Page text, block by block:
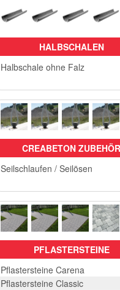
HALBSCHALEN
Halbschale ohne Falz
CREABETON ZUBEHÖR
Seilschlaufen / Seilösen
PFLASTERSTEINE
Pflastersteine Carena
Pflastersteine Classic